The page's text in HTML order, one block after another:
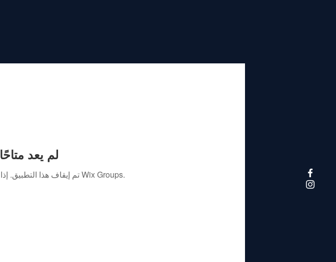
منتدى Wix لم يعد متاحًا
تم إيقاف هذا التطبيق. إذا كنت بحاجة إلى تطبيق مجتمع، استخدم Wix Groups.